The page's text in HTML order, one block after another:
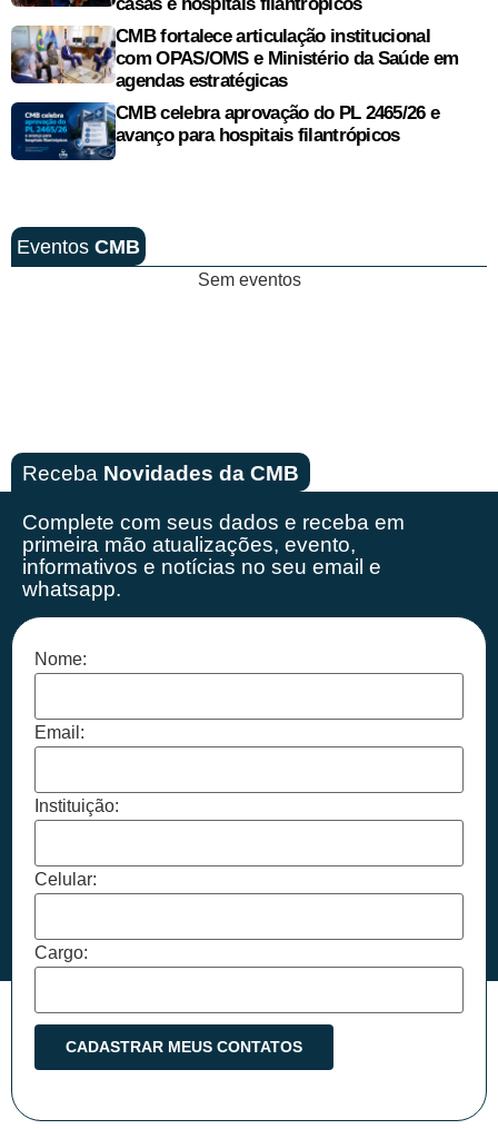
CMB fortalece articulação institucional
com OPAS/OMS e Ministério da Saúde em
agendas estratégicas
CMB celebra aprovação do PL 2465/26 e
avanço para hospitais filantrópicos
Eventos CMB
Sem eventos
Receba Novidades da CMB
Complete com seus dados e receba em
primeira mão atualizações, evento,
informativos e notícias no seu email e
whatsapp.
Nome:
Email:
Instituição:
Celular:
Cargo: